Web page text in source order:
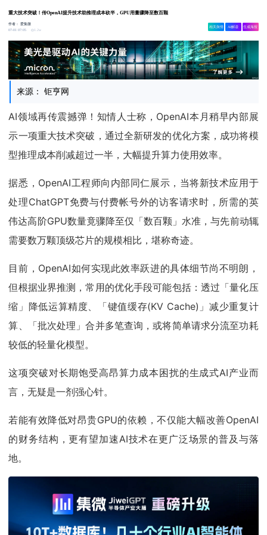
重大技术突破！传OpenAI提升技术助推理成本砍半，GPU用量骤降至数百颗
作者：爱集微
07-01 07:05
1.2w
相关舆情 AI解读 生成海报
来源： 钜亨网
AI领域再传震撼弹！知情人士称，OpenAI本月稍早内部展
示一项重大技术突破，通过全新研发的优化方案，成功将模
型推理成本削减超过一半，大幅提升算力使用效率。
据悉，OpenAI工程师向内部同仁展示，当将新技术应用于
处理ChatGPT免费与付费帐号外的访客请求时，所需的英
伟达高阶GPU数量竟骤降至仅「数百颗」水准，与先前动辄
需要数万颗顶级芯片的规模相比，堪称奇迹。
目前，OpenAI如何实现此效率跃进的具体细节尚不明朗，
但根据业界推测，常用的优化手段可能包括：透过「量化压
缩」降低运算精度、「键值缓存(KV Cache)」减少重复计
算、「批次处理」合并多笔查询，或将简单请求分流至功耗
较低的轻量化模型。
这项突破对长期饱受高昂算力成本困扰的生成式AI产业而
言，无疑是一剂强心针。
若能有效降低对昂贵GPU的依赖，不仅能大幅改善OpenAI
的财务结构，更有望加速AI技术在更广泛场景的普及与落
地。